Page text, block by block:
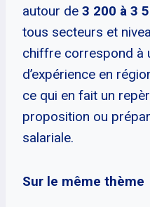
autour de 3 200 à 3
tous secteurs et
chiffre correspond à
d’expérience en
ce qui en fait un
proposition ou
salariale.
Sur le même thème